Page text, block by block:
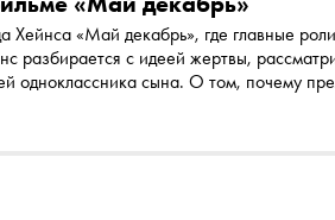
Хейнса «Май декабрь», где главные роли
разбирается с идеей жертвы,
одноклассника сына. О том, почему